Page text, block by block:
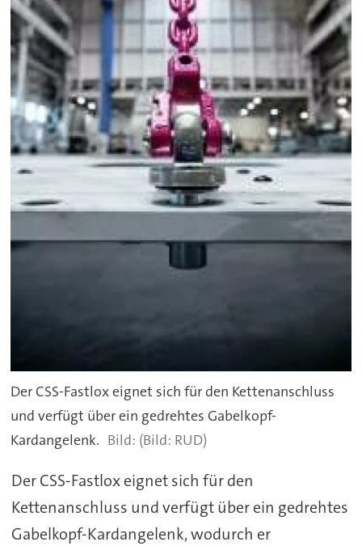
Der CSS-Fastlox eignet sich für den Kettenanschluss
und verfügt über ein gedrehtes Gabelkopf-
Kardangelenk.
(Bild: RUD)
Der CSS-Fastlox eignet sich für den
Kettenanschluss und verfügt über ein gedrehtes
Gabelkopf-Kardangelenk, wodurch er